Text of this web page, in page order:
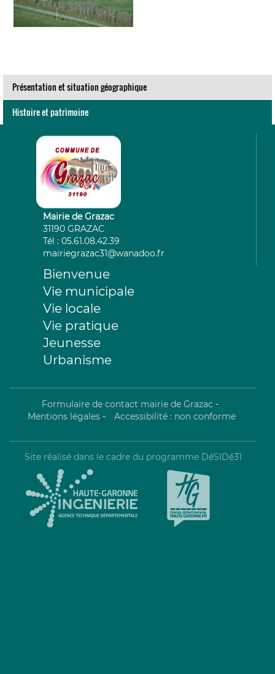
Présentation et situation géographique
Histoire et patrimoine
Mairie de Grazac
31190 GRAZAC
Tél : 05.61.08.42.39
mairiegrazac31@wanadoo.fr
Bienvenue
Vie municipale
Vie locale
Vie pratique
Jeunesse
Urbanisme
Formulaire de contact mairie de Grazac -
Mentions légales- Accessibilité : non conforme
Site réalisé dans le cadre du programme DéSIDé31